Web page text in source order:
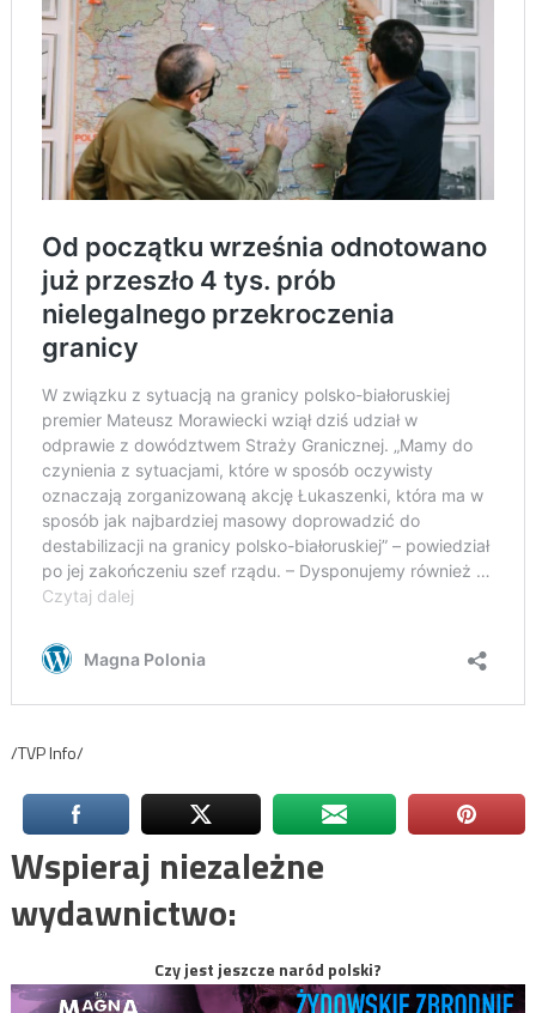
/TVP Info/
Wspieraj niezależne
wydawnictwo:
Czy jest jeszcze naród polski?